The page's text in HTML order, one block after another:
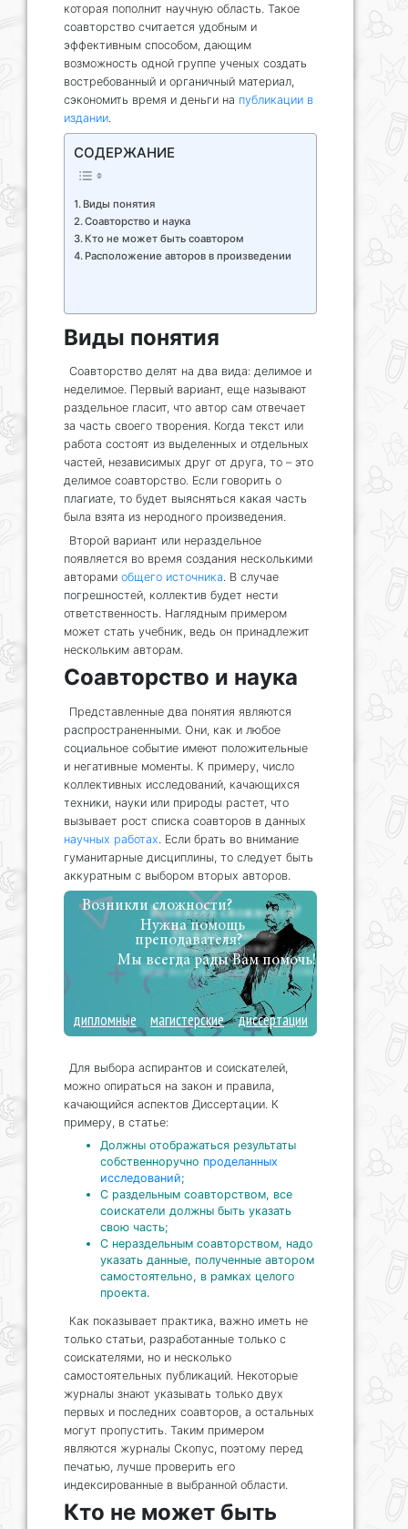
которая пополнит научную область. Такое
соавторство считается удобным и
эффективным способом, дающим
возможность одной группе ученых создать
востребованный и органичный материал,
сэкономить время и деньги на публикации в
издании
СОДЕРЖАНИЕ
Виды понятия
Соавторство и наука
Кто не может быть соавтором
Расположение авторов в произведении
Виды понятия
Соавторство делят на два вида: делимое и
неделимое. Первый вариант, еще называют
раздельное гласит, что автор сам отвечает
за часть своего творения. Когда текст или
работа состоят из выделенных и отдельных
частей, независимых друг от друга, то – это
делимое соавторство. Если говорить о
плагиате, то будет выясняться какая часть
была взята из неродного произведения.
Второй вариант или нераздельное
появляется во время создания несколькими
авторами общего источника. В случае
погрешностей, коллектив будет нести
ответственность. Наглядным примером
может стать учебник, ведь он принадлежит
нескольким авторам.
Соавторство и наука
Представленные два понятия являются
распространенными. Они, как и любое
социальное событие имеют положительные
и негативные моменты. К примеру, число
коллективных исследований, качающихся
техники, науки или природы растет, что
вызывает рост списка соавторов в данных
научных работах . Если брать во внимание
гуманитарные дисциплины, то следует быть
аккуратным с выбором вторых авторов.
Возникли сложности?
Нужна помощь
преподавателя?
Мы всегда рады Вам помочь!
дипломные магистерские диссертации
Для выбора аспирантов и соискателей,
можно опираться на закон и правила,
качающийся аспектов Диссертации. К
примеру, в статье:
Должны отображаться результаты
собственноручно проделанных
исследований;
С раздельным соавторством, все
соискатели должны быть указать
свою часть;
С нераздельным соавторством, надо
указать данные, полученные автором
самостоятельно, в рамках целого
проекта.
Как показывает практика, важно иметь не
только статьи, разработанные только с
соискателями, но и несколько
самостоятельных публикаций. Некоторые
журналы знают указывать только двух
первых и последних соавторов, а остальных
могут пропустить. Таким примером
являются журналы Скопус, поэтому перед
печатью, лучше проверить его
индексированные в выбранной области.
Кто не может быть